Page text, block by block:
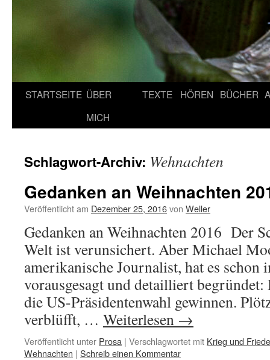
STARTSEITE ÜBER
MICH
TEXTE HÖREN BÜCHER
Schlagwort-Archiv: Wehnachten
Gedanken an Weihnachten
Veröffentlicht am Dezember 25, 2016von Weller
Gedanken an Weihnachten 2016 Der
Welt ist verunsichert. Aber Michael
amerikanische Journalist, hat es schon
vorausgesagt und detailliert
die US-Präsidentenwahl gewinnen.
verblüfft, … Weiterlesen →
Veröffentlicht unter Prosa | Verschlagwortet mit Krieg und
Wehnachten | Schreib einen Kommentar